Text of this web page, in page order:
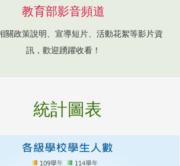
教育部影音頻道
關政策說明、宣導短片、活動花絮等影片資
訊，歡迎踴躍收看！
統計圖表